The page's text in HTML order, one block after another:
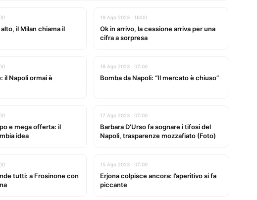
il Milan chiama il
19 Ago 2023 · 16:00
Ok in arrivo, la cessione arriva per una
cifra a sorpresa
il Napoli ormai è
18 Ago 2023 · 07:00
Bomba da Napoli: “Il mercato è chiuso”
e mega offerta: il
idea
17 Ago 2023 · 07:00
Barbara D’Urso fa sognare i tifosi del
Napoli, trasparenze mozzafiato (Foto)
tutti: a Frosinone con
15 Ago 2023 · 07:00
Erjona colpisce ancora: l’aperitivo si fa
piccante